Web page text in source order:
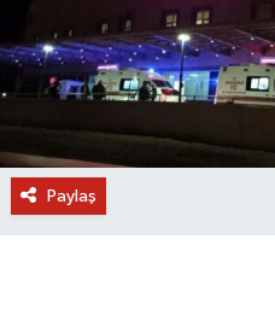
Paylaş